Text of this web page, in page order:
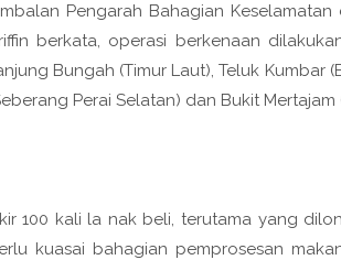
Pengarah Bahagian
berkata, operasi berkenaan
Bungah (Timur Laut), Teluk Kumbar
Perai Selatan) dan Bukit Mertajam
100 kali la nak beli, terutama yang
kuasai bahagian pemprosesan